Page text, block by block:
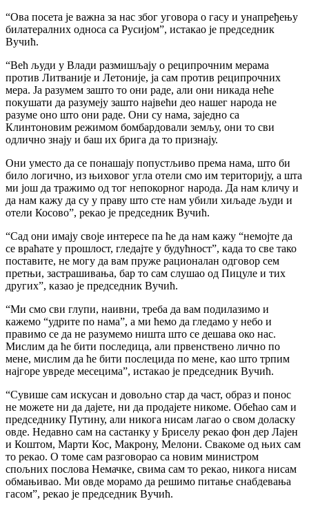
“Ова посета је важна за нас због уговора о гасу и унапређењу
билатералних односа са Русијом”, истакао је председник
Вучић.
“Већ људи у Влади размишљају о реципрочним мерама
против Литваније и Летоније, ја сам против реципрочних
мера. Ја разумем зашто то они раде, али они никада неће
покушати да разумеју зашто највећи део нашег народа не
разуме оно што они раде. Они су нама, заједно са
Клинтоновим режимом бомбардовали земљу, они то сви
одлично знају и баш их брига да то признају.
Они уместо да се понашају попустљиво према нама, што би
било логично, из њиховог угла отели смо им територију, а шта
ми још да тражимо од тог непокорног народа. Да нам кличу и
да нам кажу да су у праву што сте нам убили хиљаде људи и
отели Косово”, рекао је председник Вучић.
“Сад они имају своје интересе па ће да нам кажу “немојте да
се враћате у прошлост, гледајте у будућност”, када то све тако
поставите, не могу да вам пруже рационалан одговор сем
претњи, застрашивања, бар то сам слушао од Пицуле и тих
других”, казао је председник Вучић.
“Ми смо сви глупи, наивни, треба да вам подилазимо и
кажемо “удрите по нама”, а ми ћемо да гледамо у небо и
правимо се да не разумемо ништа што се дешава око нас.
Мислим да ће бити последица, али првенствено лично по
мене, мислим да ће бити послецида по мене, као што трпим
најгоре увреде месецима”, истакао је председник Вучић.
“Сувише сам искусан и довољно стар да част, образ и понос
не можете ни да дајете, ни да продајете никоме. Обећао сам и
председнику Путину, али никога нисам лагао о свом доласку
овде. Недавно сам на састанку у Бриселу рекао фон дер Лајен
и Коштом, Марти Кос, Макрону, Мелони. Свакоме од њих сам
то рекао. О томе сам разговорао са новим министром
спољних послова Немачке, свима сам то рекао, никога нисам
обмањивао. Ми овде морамо да решимо питање снабдевања
гасом”, рекао је председник Вучић.